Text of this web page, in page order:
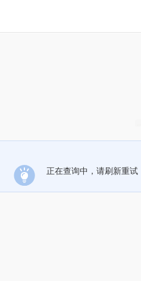
正在查询中，请刷新重试